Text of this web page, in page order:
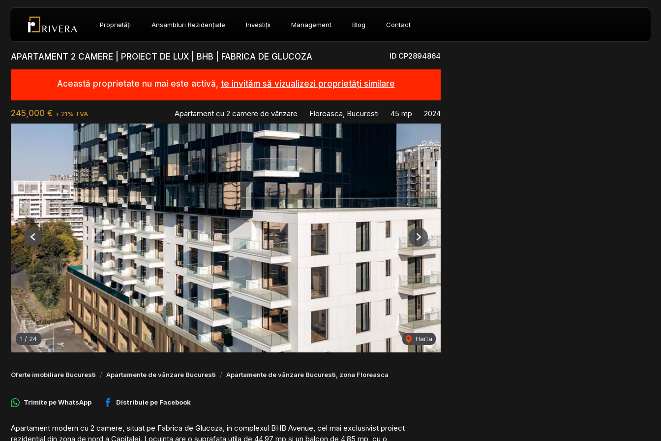
Proprietăți Ansambluri Rezidențiale Investiții Management Blog Contact
ID CP2894864
APARTAMENT 2 CAMERE | PROIECT DE LUX | BHB | FABRICA DE GLUCOZA
Această proprietate nu mai este activă, te invităm să vizualizezi proprietăți similare
245,000 € + 21% TVA Apartament cu 2 camere de vânzare Floreasca, Bucuresti 45 mp 2024
1 / 24 Harta
Previous Next
Oferte imobiliare Bucuresti Apartamente de vânzare Bucuresti Apartamente de vânzare Bucuresti, zona Floreasca
Trimite peWhatsApp Distribuie pe Facebook
Apartament modern cu 2 camere, situat pe Fabrica de Glucoza, in complexul BHB Avenue, cel mai exclusivist proiect
rezidential din zona de nord a Capitalei. Locuinta are o suprafata utila de 44,97 mp si un balcon de 4,85 mp, cu o